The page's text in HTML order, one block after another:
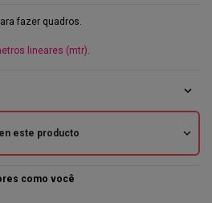
fazer quadros.
lineares (mtr).
expand_more
este producto expand_more
como você